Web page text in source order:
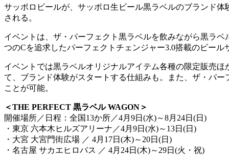
サッポロビールが、サッポロ生ビール黒ラベルのブランド
される。
イベントは、ザ・パーフェクト黒ラベルを飲みながら黒ラ
つのCを追求したパーフェクトチェンジャー3.0搭載のビー
イベントでは黒ラベルオリジナルアイテム各種の限定販売
て、ブランド体験がスタートする仕組みも。また、ザ・パ
ことが可能。
＜THE PERFECT 黒ラベル WAGON＞
開催場所／日程：全国13か所／4月9日(水)～8月24日(日)
・東京 六本木ヒルズアリーナ／4月9日(水)～13日(日)
・大宮 大宮門街広場 ／ 4月17日(木)～20日(日)
・名古屋 サカエヒロバス ／ 4月24日(木)～29日(火・祝)